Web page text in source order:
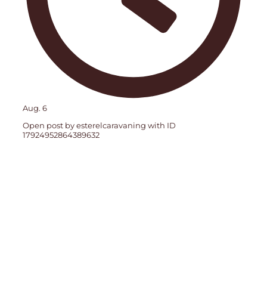
Aug. 6
Open post by esterelcaravaning with ID
17924952864389632